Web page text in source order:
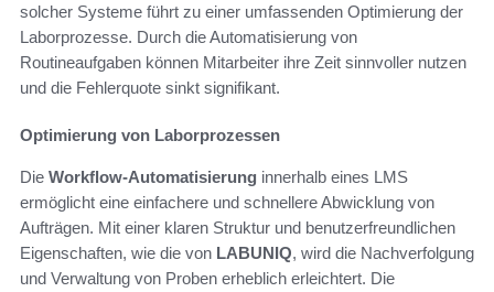
solcher Systeme führt zu einer umfassenden Optimierung der
Laborprozesse. Durch die Automatisierung von
Routineaufgaben können Mitarbeiter ihre Zeit sinnvoller nutzen
und die Fehlerquote sinkt signifikant.
Optimierung von Laborprozessen
Die Workflow-Automatisierung innerhalb eines LMS
ermöglicht eine einfachere und schnellere Abwicklung von
Aufträgen. Mit einer klaren Struktur und benutzerfreundlichen
Eigenschaften, wie die von LABUNIQ, wird die Nachverfolgung
und Verwaltung von Proben erheblich erleichtert. Die